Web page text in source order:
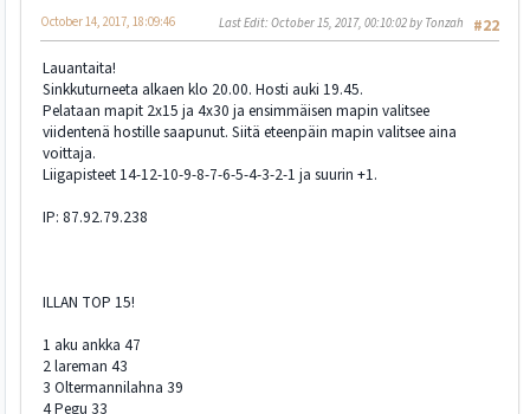
#22
October 14, 2017, 18:09:46 Last Edit: October 15, 2017, 00:10:02 by Tonzah
Lauantaita!
Sinkkuturneeta alkaen klo 20.00. Hosti auki 19.45.
Pelataan mapit 2x15 ja 4x30 ja ensimmäisen mapin valitsee
viidentenä hostille saapunut. Siitä eteenpäin mapin valitsee aina
voittaja.
Liigapisteet 14-12-10-9-8-7-6-5-4-3-2-1 ja suurin +1.
IP: 87.92.79.238
ILLAN TOP 15!
1 aku ankka 47
2 lareman 43
3 Oltermannilahna 39
4 Pegu 33